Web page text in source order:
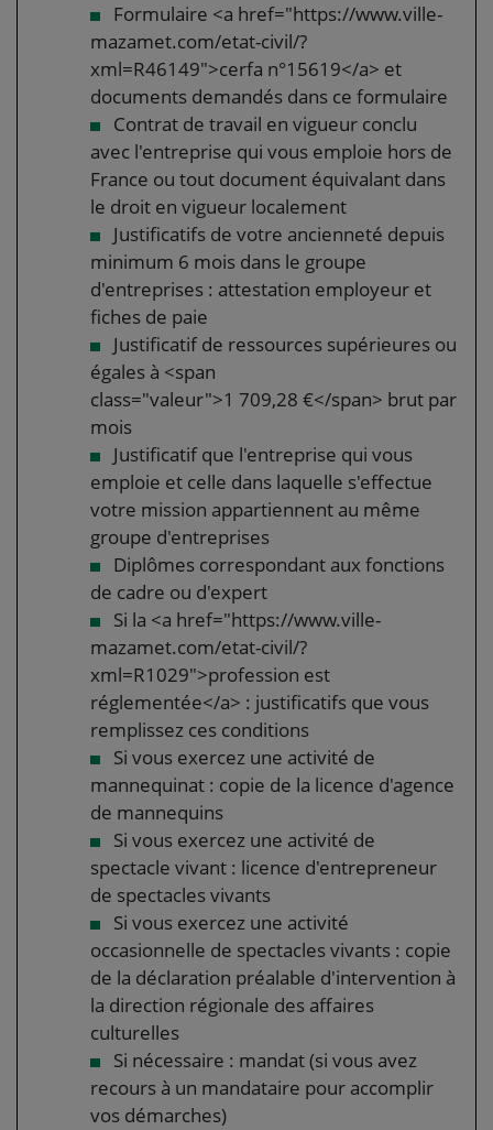
Formulaire <a href="https://www.ville-
mazamet.com/etat-civil/?
xml=R46149">cerfa n°15619</a> et
documents demandés dans ce formulaire
Contrat de travail en vigueur conclu
avec l'entreprise qui vous emploie hors de
France ou tout document équivalant dans
le droit en vigueur localement
Justificatifs de votre ancienneté depuis
minimum 6 mois dans le groupe
d'entreprises : attestation employeur et
fiches de paie
Justificatif de ressources supérieures ou
égales à <span
class="valeur">1 709,28 €</span> brut par
mois
Justificatif que l'entreprise qui vous
emploie et celle dans laquelle s'effectue
votre mission appartiennent au même
groupe d'entreprises
Diplômes correspondant aux fonctions
de cadre ou d'expert
Si la <a href="https://www.ville-
mazamet.com/etat-civil/?
xml=R1029">profession est
réglementée</a> : justificatifs que vous
remplissez ces conditions
Si vous exercez une activité de
mannequinat : copie de la licence d'agence
de mannequins
Si vous exercez une activité de
spectacle vivant : licence d'entrepreneur
de spectacles vivants
Si vous exercez une activité
occasionnelle de spectacles vivants : copie
de la déclaration préalable d'intervention à
la direction régionale des affaires
culturelles
Si nécessaire : mandat (si vous avez
recours à un mandataire pour accomplir
vos démarches)